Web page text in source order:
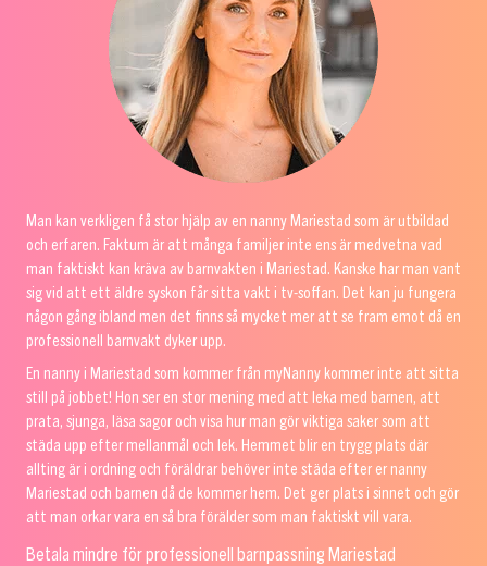
Man kan verkligen få stor hjälp av en nanny Mariestad som är utbildad
och erfaren. Faktum är att många familjer inte ens är medvetna vad
man faktiskt kan kräva av barnvakten i Mariestad. Kanske har man vant
sig vid att ett äldre syskon får sitta vakt i tv-soffan. Det kan ju fungera
någon gång ibland men det finns så mycket mer att se fram emot då en
professionell barnvakt dyker upp.
En nanny i Mariestad som kommer från myNanny kommer inte att sitta
still på jobbet! Hon ser en stor mening med att leka med barnen, att
prata, sjunga, läsa sagor och visa hur man gör viktiga saker som att
städa upp efter mellanmål och lek. Hemmet blir en trygg plats där
allting är i ordning och föräldrar behöver inte städa efter er nanny
Mariestad och barnen då de kommer hem. Det ger plats i sinnet och gör
att man orkar vara en så bra förälder som man faktiskt vill vara.
Betala mindre för professionell barnpassning Mariestad